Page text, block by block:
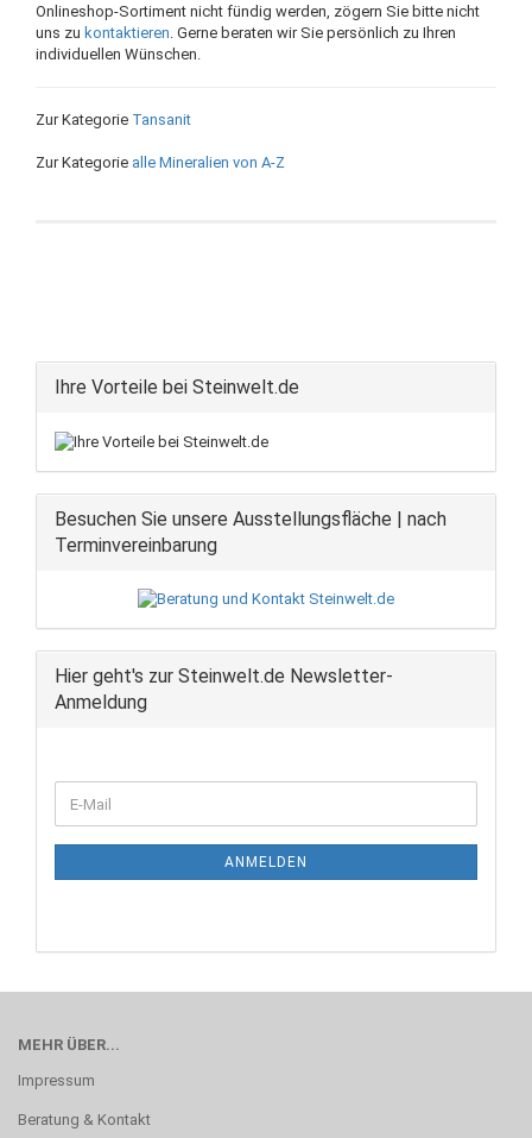
Onlineshop-Sortiment nicht fündig werden, zögern Sie bitte nicht
uns zu kontaktieren. Gerne beraten wir Sie persönlich zu Ihren
individuellen Wünschen.
Zur Kategorie Tansanit
Zur Kategorie alle Mineralien von A-Z
Ihre Vorteile bei Steinwelt.de
Besuchen Sie unsere Ausstellungsfläche | nach
Terminvereinbarung
Hier geht's zur Steinwelt.de Newsletter-
Anmeldung
ZUR
E-
Mail
ANMELDEN
MEHR ÜBER...
Impressum
Beratung & Kontakt